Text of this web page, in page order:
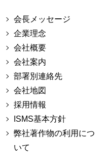
会長メッセージ
企業理念
会社概要
会社案内
部署別連絡先
会社地図
採用情報
ISMS基本方針
弊社著作物の利用につ
いて